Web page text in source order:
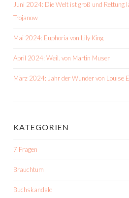
Juni 2024: Die Welt ist groß und Rettung
Trojanow
Mai 2024: Euphoria von Lily King
April 2024: Weil. von Martin Muser
März 2024: Jahr der Wunder von Louise
KATEGORIEN
7 Fragen
Brauchtum
Buchskandale